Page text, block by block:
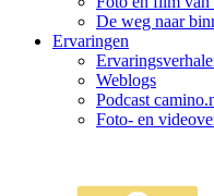
De weg naar
Ervaringen
Weblogs
Podcast
Foto- en